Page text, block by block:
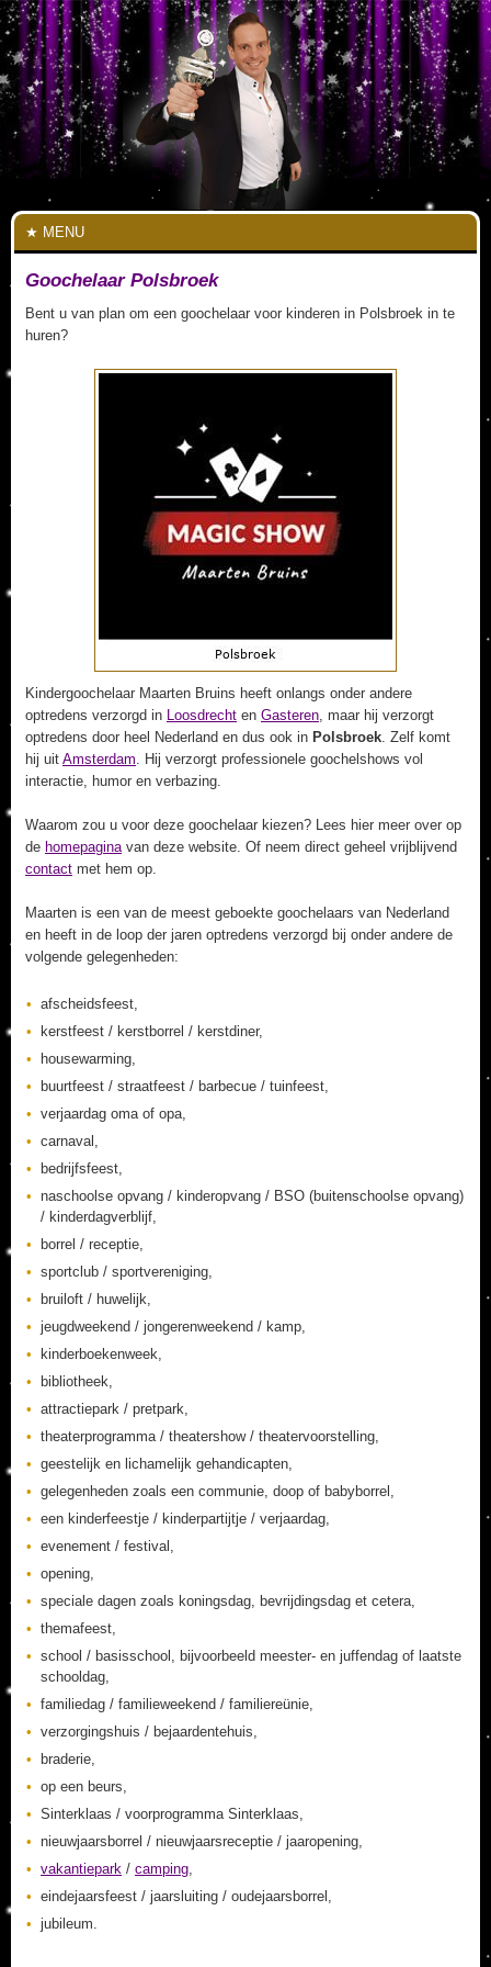
MENU
Goochelaar Polsbroek
Bent u van plan om een goochelaar voor kinderen in Polsbroek in te
huren?
Kindergoochelaar Maarten Bruins heeft onlangs onder andere
optredens verzorgd in Loosdrecht en Gasteren, maar hij verzorgt
optredens door heel Nederland en dus ook in Polsbroek. Zelf komt
hij uit Amsterdam. Hij verzorgt professionele goochelshows vol
interactie, humor en verbazing.
Waarom zou u voor deze goochelaar kiezen? Lees hier meer over op
de homepaginavan deze website. Of neem direct geheel vrijblijvend
contact met hem op.
Maarten is een van de meest geboekte goochelaars van Nederland
en heeft in de loop der jaren optredens verzorgd bij onder andere de
volgende gelegenheden:
afscheidsfeest,
kerstfeest / kerstborrel / kerstdiner,
housewarming,
buurtfeest / straatfeest / barbecue / tuinfeest,
verjaardag oma of opa,
carnaval,
bedrijfsfeest,
naschoolse opvang / kinderopvang / BSO (buitenschoolse opvang)
/ kinderdagverblijf,
borrel / receptie,
sportclub / sportvereniging,
bruiloft / huwelijk,
jeugdweekend / jongerenweekend / kamp,
kinderboekenweek,
bibliotheek,
attractiepark / pretpark,
theaterprogramma / theatershow / theatervoorstelling,
geestelijk en lichamelijk gehandicapten,
gelegenheden zoals een communie, doop of babyborrel,
een kinderfeestje / kinderpartijtje / verjaardag,
evenement / festival,
opening,
speciale dagen zoals koningsdag, bevrijdingsdag et cetera,
themafeest,
school / basisschool, bijvoorbeeld meester- en juffendag of laatste
schooldag,
familiedag / familieweekend / familiereünie,
verzorgingshuis / bejaardentehuis,
braderie,
op een beurs,
Sinterklaas / voorprogramma Sinterklaas,
nieuwjaarsborrel / nieuwjaarsreceptie / jaaropening,
vakantiepark / camping,
eindejaarsfeest / jaarsluiting / oudejaarsborrel,
jubileum.